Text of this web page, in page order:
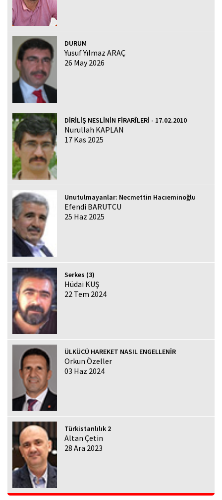
DURUM
Yusuf Yılmaz ARAÇ
26 May 2026
DİRİLİŞ NESLİNİN FİRARÎLERİ - 17.02.2010
Nurullah KAPLAN
17 Kas 2025
Unutulmayanlar: Necmettin Hacıeminoğlu
Efendi BARUTCU
25 Haz 2025
Serkes (3)
Hüdai KUŞ
22 Tem 2024
ÜLKÜCÜ HAREKET NASIL ENGELLENİR
Orkun Özeller
03 Haz 2024
Türkistanlılık 2
Altan Çetin
28 Ara 2023